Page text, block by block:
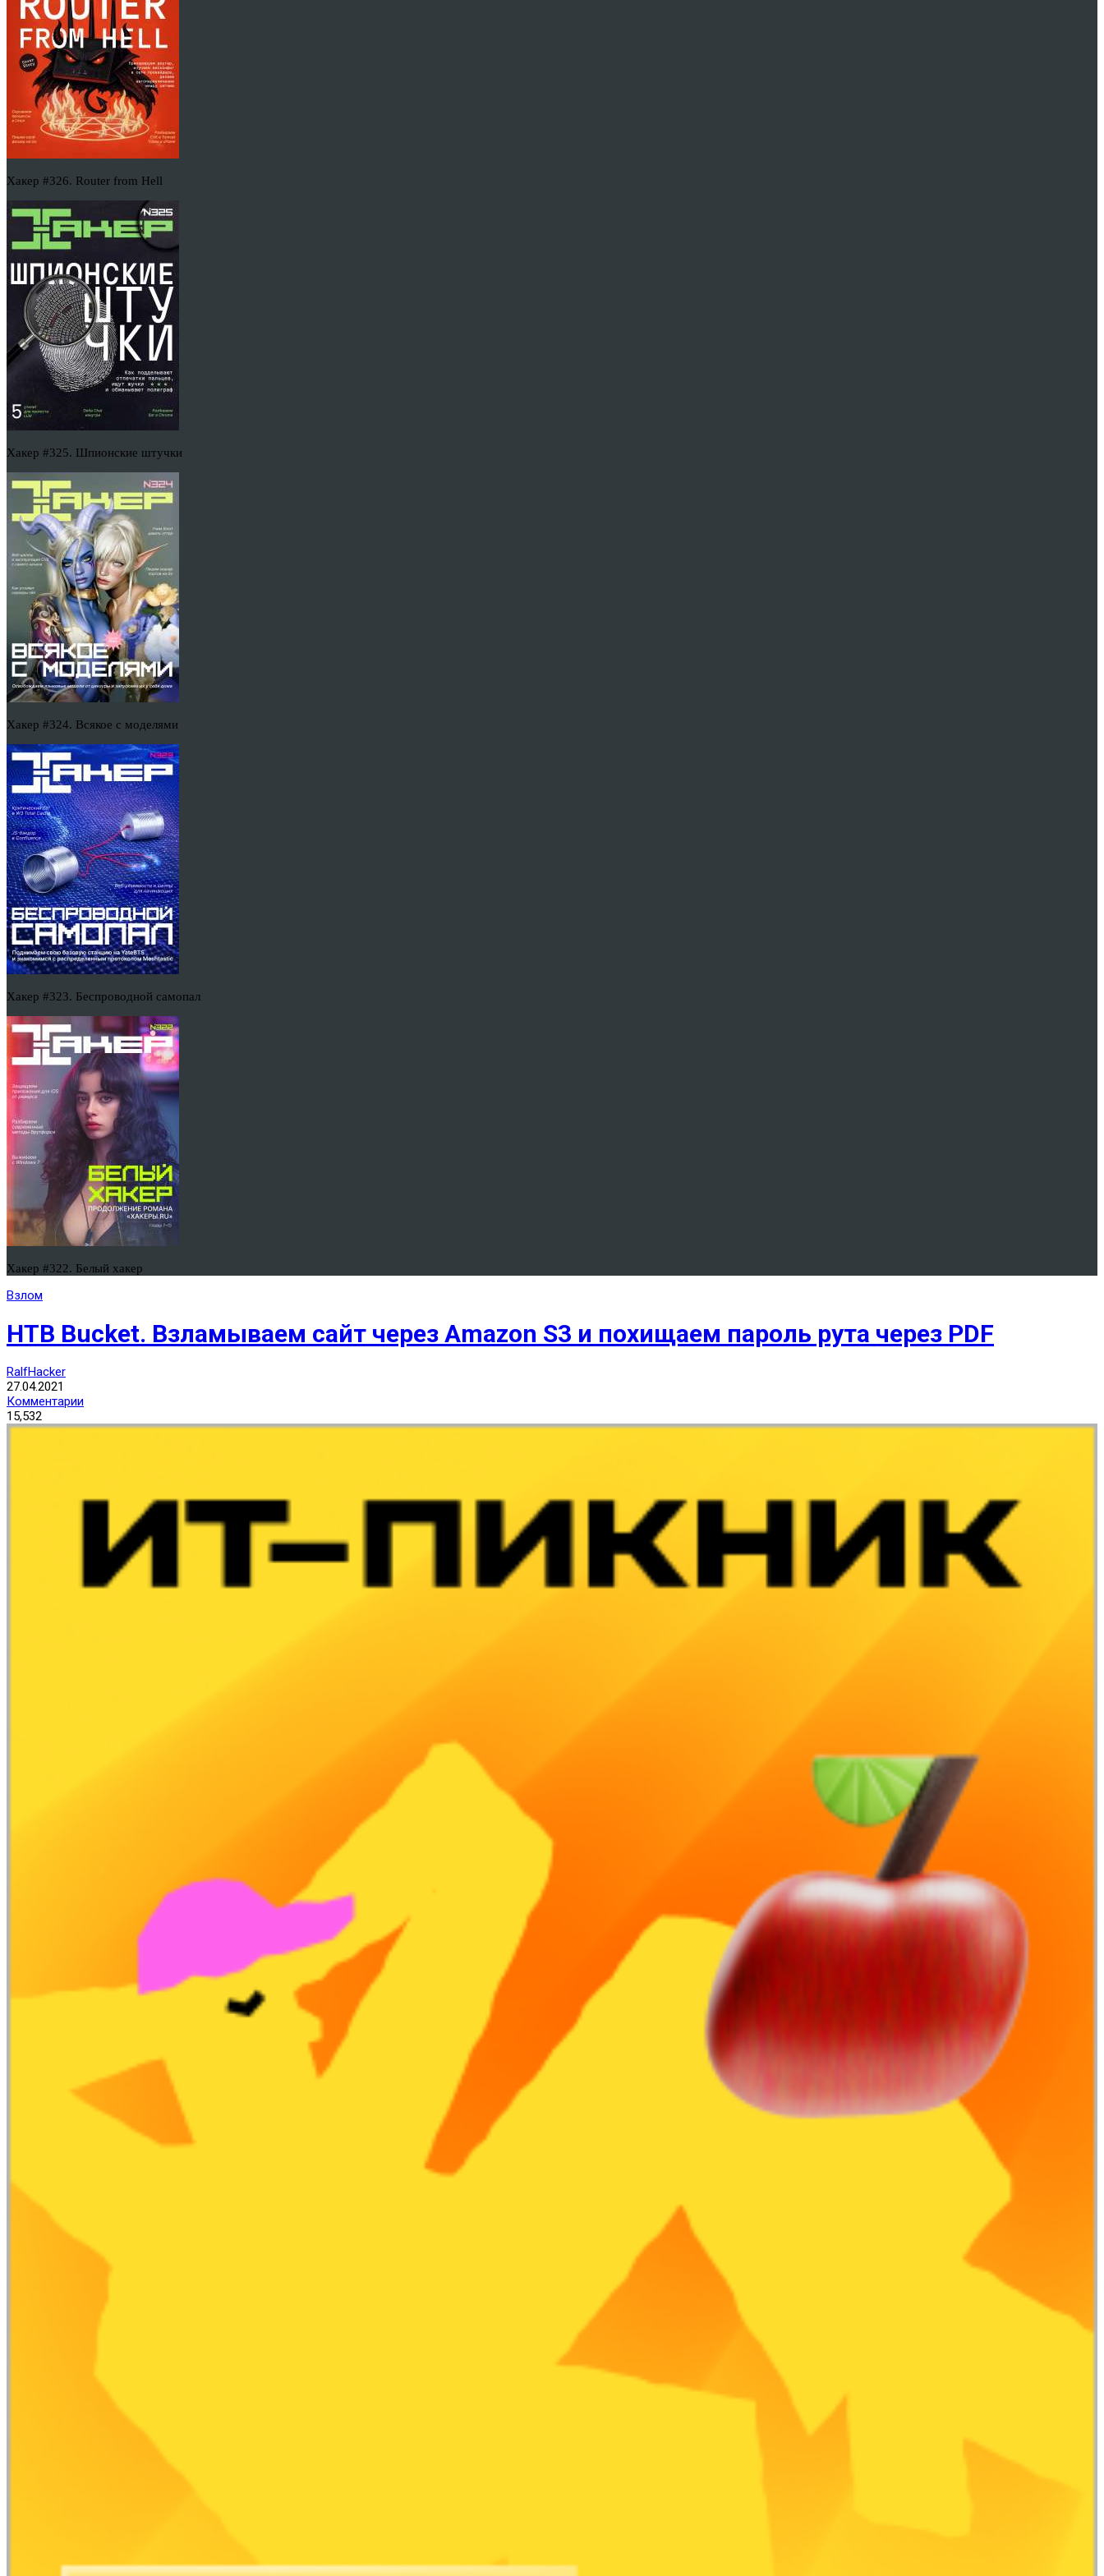
Хакер #326. Router from Hell
Хакер #325. Шпионские штучки
Хакер #324. Всякое с моделями
Хакер #323. Беспроводной самопал
Хакер #322. Белый хакер
Взлом
HTB Bucket. Взламываем сайт через Amazon S3 и похищаем пароль рута через PDF
RalfHacker
27.04.2021
Комментарии
15,532